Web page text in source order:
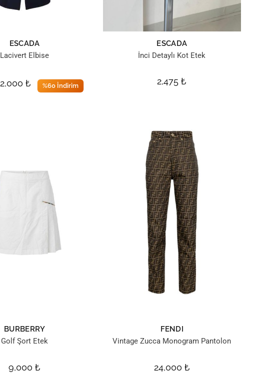
ESCADA
Lacivert Elbise
2,000 ₺ %60 İndirim
ESCADA
İnci Detaylı Kot Etek
2,475₺
BURBERRY
Golf Şort Etek
9,000₺
FENDI
Vintage Zucca Monogram Pantolon
24,000 ₺